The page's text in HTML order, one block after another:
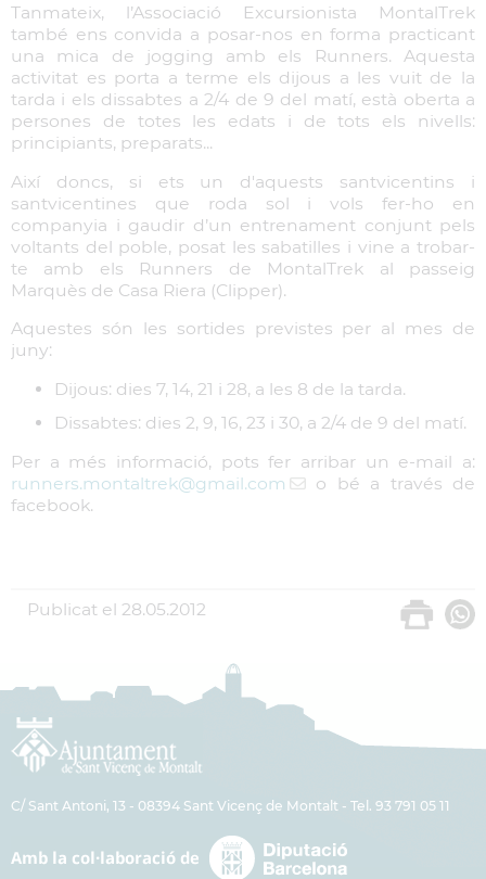
Tanmateix, l’Associació Excursionista MontalTrek
també ens convida a posar-nos en forma practicant
una mica de jogging amb els Runners. Aquesta
activitat es porta a terme els dijous a les vuit de la
tarda i els dissabtes a 2/4 de 9 del matí, està oberta a
persones de totes les edats i de tots els nivells:
principiants, preparats...
Així doncs, si ets un d'aquests santvicentins i
santvicentines que roda sol i vols fer-ho en
companyia i gaudir d’un entrenament conjunt pels
voltants del poble, posat les sabatilles i vine a trobar-
te amb els Runners de MontalTrek al passeig
Marquès de Casa Riera (Clipper).
Aquestes són les sortides previstes per al mes de
juny:
Dijous: dies 7, 14, 21 i 28, a les 8 de la tarda.
Dissabtes: dies 2, 9, 16, 23 i 30, a 2/4 de 9 del matí.
Per a més informació, pots fer arribar un e-mail a:
runners.montaltrek@gmail.com
o bé a través de
facebook.
Publicat el 28.05.2012
C/ Sant Antoni, 13 - 08394 Sant Vicenç de Montalt - Tel. 93 791 05 11